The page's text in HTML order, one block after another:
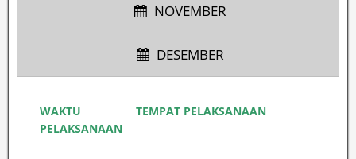
NOVEMBER
DESEMBER
WAKTU
PELAKSANAAN
TEMPAT PELAKSANAAN